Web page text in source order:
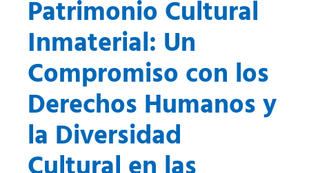
Patrimonio Cultural
Inmaterial: Un
Compromiso con los
Derechos Humanos y
la Diversidad